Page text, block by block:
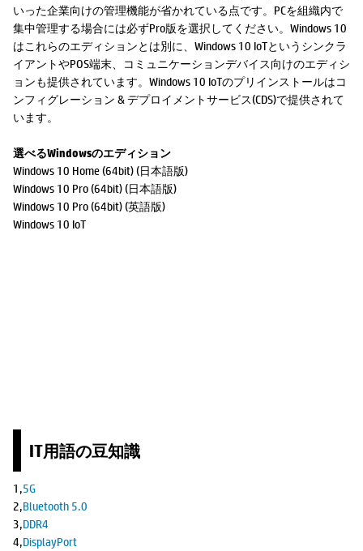
いった企業向けの管理機能が省かれている点です。PCを組織内で
集中管理する場合には必ずPro版を選択してください。Windows 10
はこれらのエディションとは別に、Windows 10 IoTというシンクラ
イアントやPOS端末、コミュニケーションデバイス向けのエディシ
ョンも提供されています。Windows 10 IoTのプリインストールはコ
ンフィグレーション & デプロイメントサービス(CDS)で提供されて
います。
選べるWindowsのエディション
Windows 10 Home (64bit) (日本語版)
Windows 10 Pro (64bit) (日本語版)
Windows 10 Pro (64bit) (英語版)
Windows 10 IoT
IT用語の豆知識
1,5G
2,Bluetooth 5.0
3,DDR4
4,DisplayPort